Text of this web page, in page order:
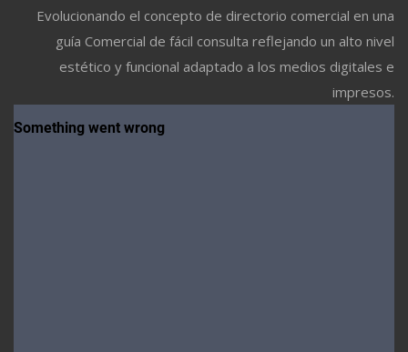
Evolucionando el concepto de directorio comercial en una
guía Comercial de fácil consulta reflejando un alto nivel
estético y funcional adaptado a los medios digitales e
impresos.